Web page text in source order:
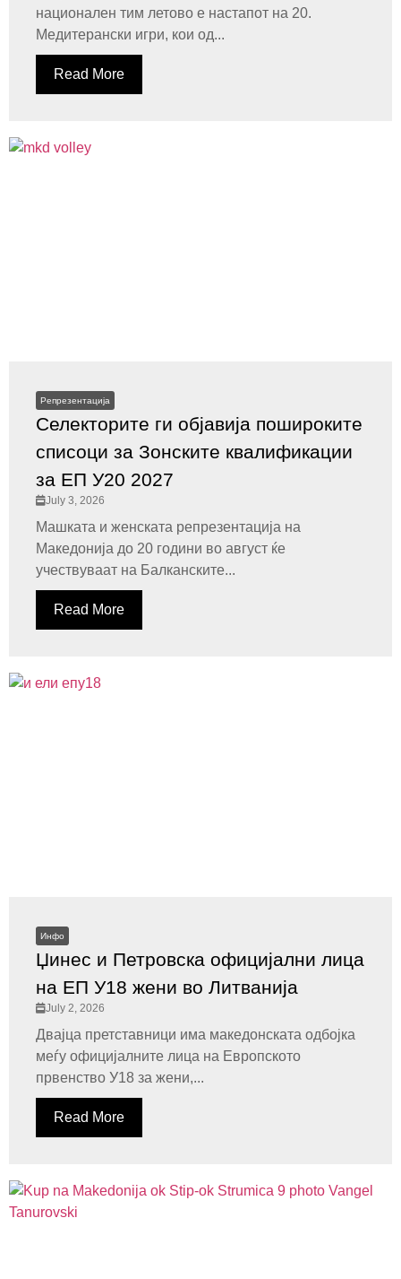
национален тим летово е настапот на 20.
Медитерански игри, кои од...
Read More
Репрезентација
Селекторите ги објавија пошироките
списоци за Зонските квалификации
за ЕП У20 2027
July 3, 2026
Машката и женската репрезентација на
Македонија до 20 години во август ќе
учествуваат на Балканските...
Read More
Инфо
Џинес и Петровска официјални лица
на ЕП У18 жени во Литванија
July 2, 2026
Двајца претставници има македонската одбојка
меѓу официјалните лица на Европското
првенство У18 за жени,...
Read More